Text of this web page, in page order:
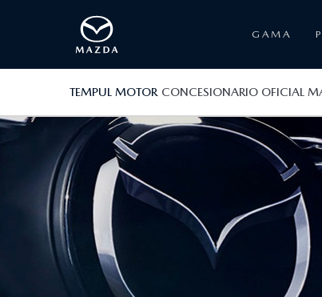
GAMA
TEMPUL MOTOR CONCESIONARIO OFICIAL